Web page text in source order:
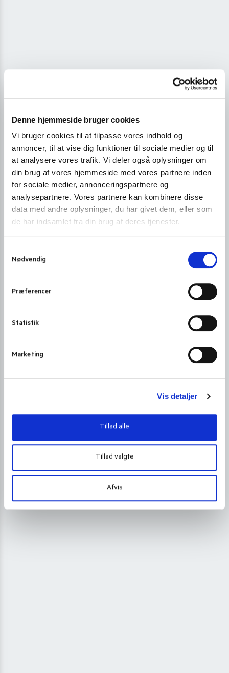
Denne hjemmeside bruger cookies
Vi bruger cookies til at tilpasse vores indhold og
annoncer, til at vise dig funktioner til sociale medier og til
at analysere vores trafik. Vi deler også oplysninger om
din brug af vores hjemmeside med vores partnere inden
for sociale medier, annonceringspartnere og
analysepartnere. Vores partnere kan kombinere disse
data med andre oplysninger, du har givet dem, eller som
de har indsamlet fra din brug af deres tjenester.
Nødvendig
Præferencer
Statistik
Marketing
Vis detaljer
Tillad alle
Tillad valgte
Afvis